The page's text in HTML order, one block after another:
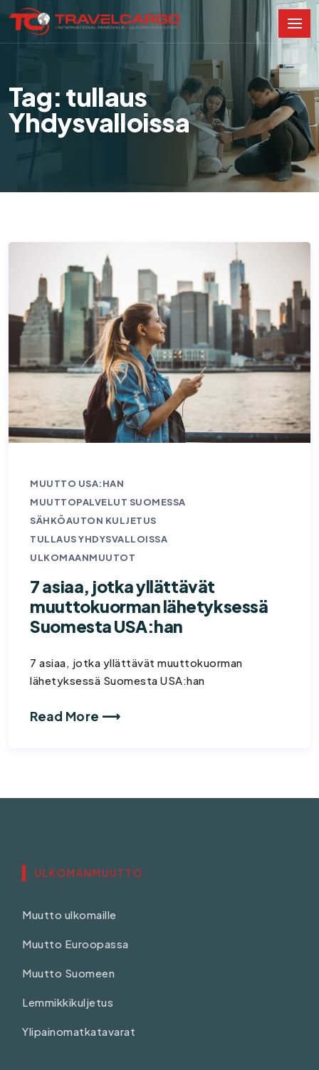
Tag: tullaus
Yhdysvalloissa
MUUTTO USA:HAN
MUUTTOPALVELUT SUOMESSA
SÄHKÖAUTON KULJETUS
TULLAUS YHDYSVALLOISSA
ULKOMAANMUUTOT
7 asiaa, jotka yllättävät
muuttokuorman lähetyksessä
Suomesta USA:han
7 asiaa, jotka yllättävät muuttokuorman
lähetyksessä Suomesta USA:han
Read More ⟶
ULKOMANMUUTTO
Muutto ulkomaille
Muutto Euroopassa
Muutto Suomeen
Lemmikkikuljetus
Ylipainomatkatavarat